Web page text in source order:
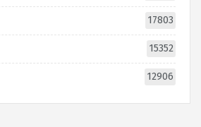
17803
15352
12906